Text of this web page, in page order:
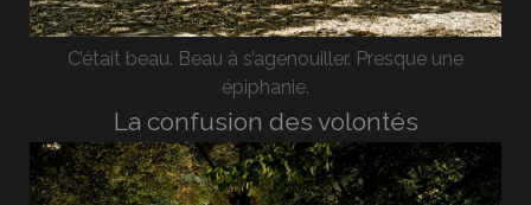
C’était beau. Beau à s’agenouiller. Presque une
épiphanie.
La confusion des volontés